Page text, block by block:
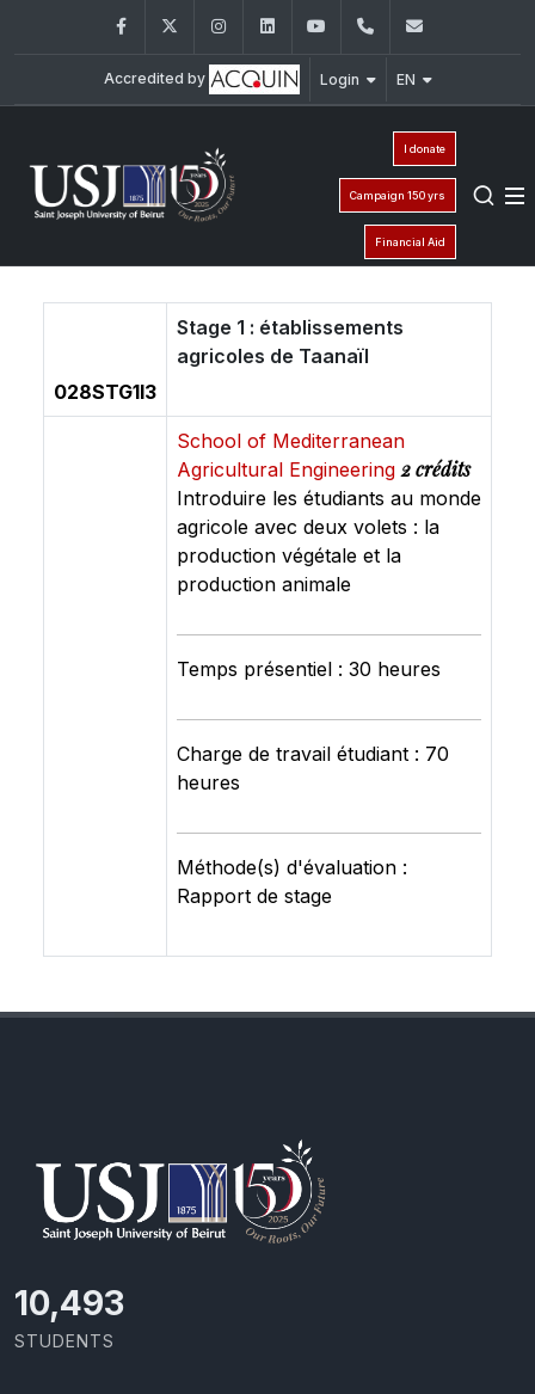
FacebookTwitter InstagramLinkedInYouTube+961 (8) 543
Accredited by Login EN
I donate
Campaign 150 yrs
Financial Aid
028STG1I3
Stage 1 : établissements
agricoles de Taanaïl
School of Mediterranean
Agricultural Engineering2 crédits
Introduire les étudiants au monde
agricole avec deux volets : la
production végétale et la
production animale
Temps présentiel : 30 heures
Charge de travail étudiant : 70
heures
Méthode(s) d'évaluation :
Rapport de stage
11,110
STUDENTS